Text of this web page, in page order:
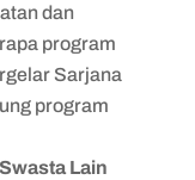
dan
program
Sarjana
program
Lain